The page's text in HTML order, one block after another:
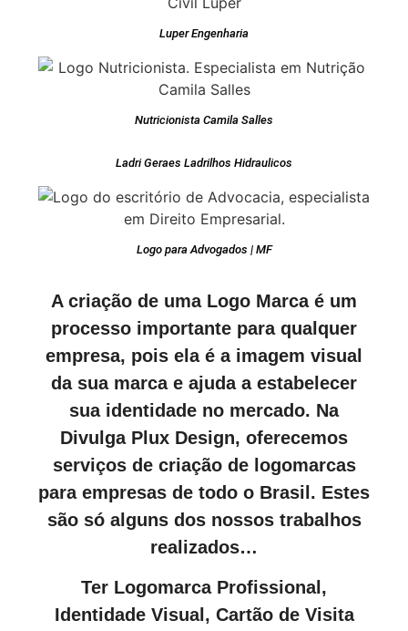
Luper Engenharia
Nutricionista Camila Salles
Ladri Geraes Ladrilhos Hidraulicos
Logo para Advogados | MF
A criação de uma Logo Marca é um
processo importante para qualquer
empresa, pois ela é a imagem visual
da sua marca e ajuda a estabelecer
sua identidade no mercado. Na
Divulga Plux Design, oferecemos
serviços de criação de logomarcas
para empresas de todo o Brasil. Estes
são só alguns dos nossos trabalhos
realizados…
Ter Logomarca Profissional,
Identidade Visual, Cartão de Visita